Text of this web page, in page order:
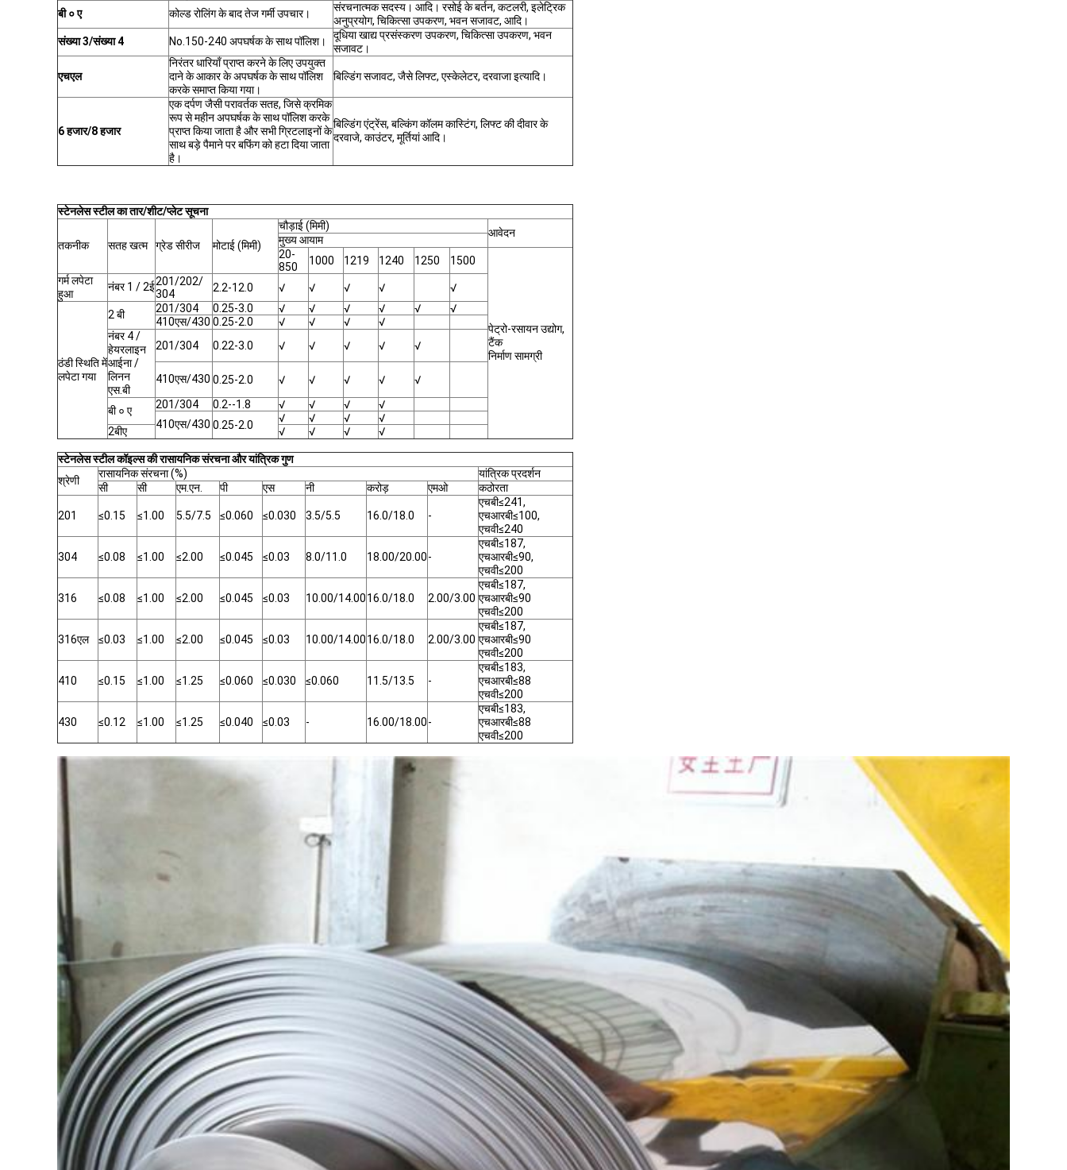
बी ० ए
कोल्ड रोलिंग के बाद तेज गर्मी उपचार।
संरचनात्मक सदस्य। आदि। रसोई के बर्तन, कटलरी, इलेट्रिक
अनुप्रयोग, चिकित्सा उपकरण, भवन सजावट, आदि।
संख्या 3/संख्या 4
No.150-240 अपघर्षक के साथ पॉलिश।
दूधिया खाद्य प्रसंस्करण उपकरण, चिकित्सा उपकरण, भवन
सजावट।
एचएल
निरंतर धारियाँ प्राप्त करने के लिए उपयुक्त
दाने के आकार के अपघर्षक के साथ पॉलिश
करके समाप्त किया गया।
बिल्डिंग सजावट, जैसे लिफ्ट, एस्केलेटर, दरवाजा इत्यादि।
6 हजार/8 हजार
एक दर्पण जैसी परावर्तक सतह, जिसे क्रमिक
रूप से महीन अपघर्षक के साथ पॉलिश करके
प्राप्त किया जाता है और सभी ग्रिटलाइनों के
साथ बड़े पैमाने पर बफिंग को हटा दिया जाता
है।
बिल्डिंग एंट्रेंस, बल्किंग कॉलम कास्टिंग, लिफ्ट की दीवार के
दरवाजे, काउंटर, मूर्तियां आदि।
स्टेनलेस स्टील का तार/शीट/प्लेट सूचना
तकनीक सतह खत्म ग्रेड सीरीज मोटाई (मिमी)
चौड़ाई (मिमी)
आवेदन
मुख्य आयाम
20-
850
1000 1219 1240 1250 1500
पेट्रो-रसायन उद्योग,
टैंक
निर्माण सामग्री
गर्म लपेटा
हुआ
नंबर 1 / 2ई201/202/
304
2.2-12.0 √ √ √ √ √
ठंडी स्थिति में
लपेटा गया
2 बी 201/304 0.25-3.0 √ √ √ √ √
√
410एस/430 0.25-2.0 √ √ √
√
नंबर 4 /
हेयरलाइन
आईना /
लिनन
एस.बी
201/304 0.22-3.0 √ √ √ √ √
410एस/430 0.25-2.0 √ √ √ √ √
बी ० ए 201/304 0.2--1.8 √ √ √
√
410एस/430 0.25-2.0
√ √ √
√
2बीए
√ √ √ √
स्टेनलेस स्टील कॉइल्स की रासायनिक संरचना और यांत्रिक गुण
श्रेणी
रासायनिक संरचना (%)
यांत्रिक प्रदर्शन
सी
सी एम.एन. पी एस नी करोड़ एमओ कठोरता
201 ≤0.15 ≤1.00 5.5/7.5 ≤0.060 ≤0.030 3.5/5.5 16.0/18.0 -
एचबी≤241,
एचआरबी≤100,
एचवी≤240
304 ≤0.08 ≤1.00 ≤2.00 ≤0.045 ≤0.03 8.0/11.0 18.00/20.00-
एचबी≤187,
एचआरबी≤90,
एचवी≤200
316 ≤0.08 ≤1.00 ≤2.00 ≤0.045 ≤0.03 10.00/14.0016.0/18.0 2.00/3.00
एचबी≤187,
एचआरबी≤90
एचवी≤200
316एल ≤0.03 ≤1.00 ≤2.00 ≤0.045 ≤0.03 10.00/14.0016.0/18.0 2.00/3.00
एचबी≤187,
एचआरबी≤90
एचवी≤200
410 ≤0.15 ≤1.00 ≤1.25 ≤0.060 ≤0.030 ≤0.060 11.5/13.5 -
एचबी≤183,
एचआरबी≤88
एचवी≤200
430 ≤0.12 ≤1.00 ≤1.25 ≤0.040 ≤0.03 - 16.00/18.00-
एचबी≤183,
एचआरबी≤88
एचवी≤200